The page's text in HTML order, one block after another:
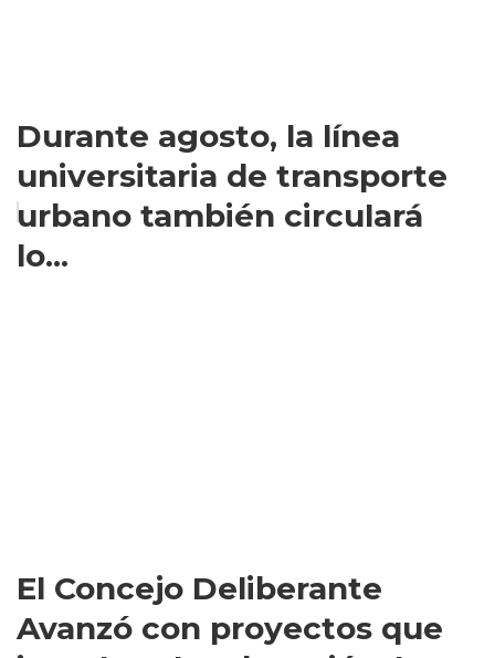
Durante agosto, la línea
universitaria de transporte
urbano también circulará
lo...
El Concejo Deliberante
Avanzó con proyectos que